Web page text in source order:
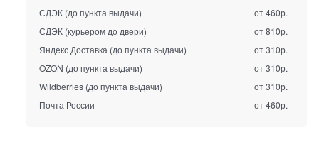
СДЭК (до пункта выдачи)
от 460р.
СДЭК (курьером до двери)
от 810р.
Яндекс Доставка (до пункта выдачи)
от 310р.
OZON (до пункта выдачи)
от 310р.
Wildberries (до пункта выдачи)
от 310р.
Почта России
от 460р.